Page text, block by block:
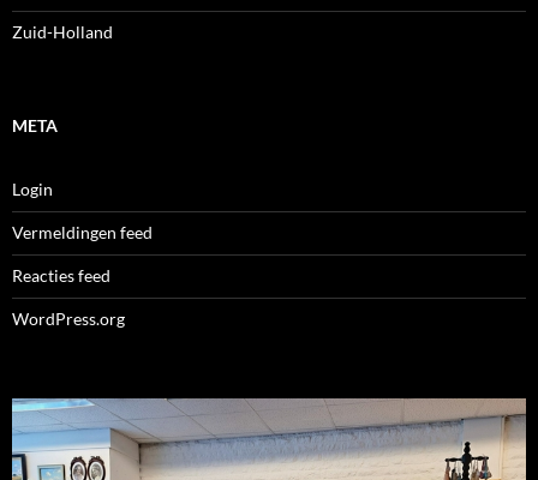
Zuid-Holland
META
Login
Vermeldingen feed
Reacties feed
WordPress.org